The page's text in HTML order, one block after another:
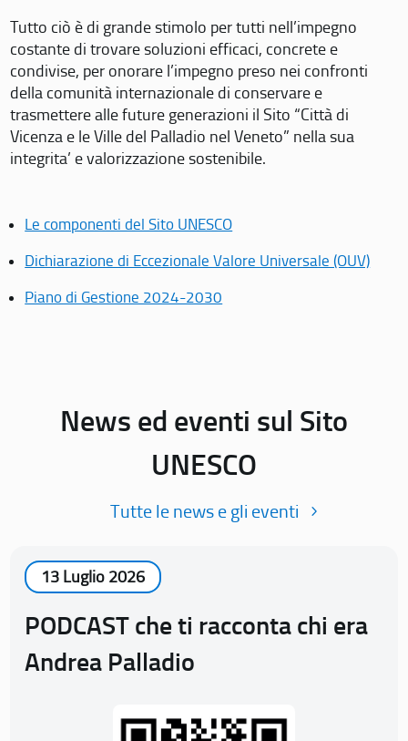
Tutto ciò è di grande stimolo per tutti nell’impegno
costante di trovare soluzioni efficaci, concrete e
condivise, per onorare l’impegno preso nei confronti
della comunità internazionale di conservare e
trasmettere alle future generazioni il Sito “Città di
Vicenza e le Ville del Palladio nel Veneto” nella sua
integrita’ e valorizzazione sostenibile.
Le componenti del Sito UNESCO
Dichiarazione di Eccezionale Valore Universale (OUV)
Piano di Gestione 2024-2030
News ed eventi sul Sito
UNESCO
Tutte le news e gli eventi
13 Luglio 2026
PODCAST che ti racconta chi era
Andrea Palladio